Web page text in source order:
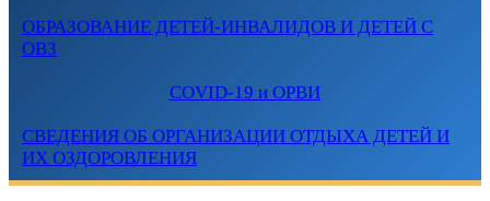
ОБРАЗОВАНИЕ ДЕТЕЙ-ИНВАЛИДОВ И ДЕТЕЙ С
ОВЗ
COVID-19 и ОРВИ
СВЕДЕНИЯ ОБ ОРГАНИЗАЦИИ ОТДЫХА ДЕТЕЙ И
ИХ ОЗДОРОВЛЕНИЯ